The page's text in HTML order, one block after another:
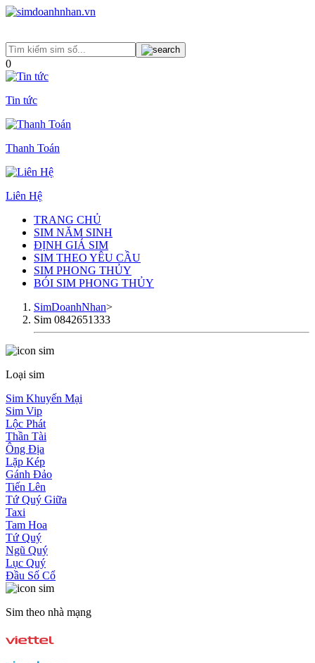
0
Tin tức
Thanh Toán
Liên Hệ
TRANG CHỦ
SIM NĂM SINH
ĐỊNH GIÁ SIM
SIM THEO YÊU CẦU
SIM PHONG THỦY
BÓI SIM PHONG THỦY
SimDoanhNhan>
Sim 0842651333
Loại sim
Sim Khuyến Mại
Sim Vip
Lộc Phát
Thần Tài
Ông Địa
Lặp Kép
Gánh Đảo
Tiến Lên
Tứ Quý Giữa
Taxi
Tam Hoa
Tứ Quý
Ngũ Quý
Lục Quý
Đầu Số Cổ
Sim theo nhà mạng